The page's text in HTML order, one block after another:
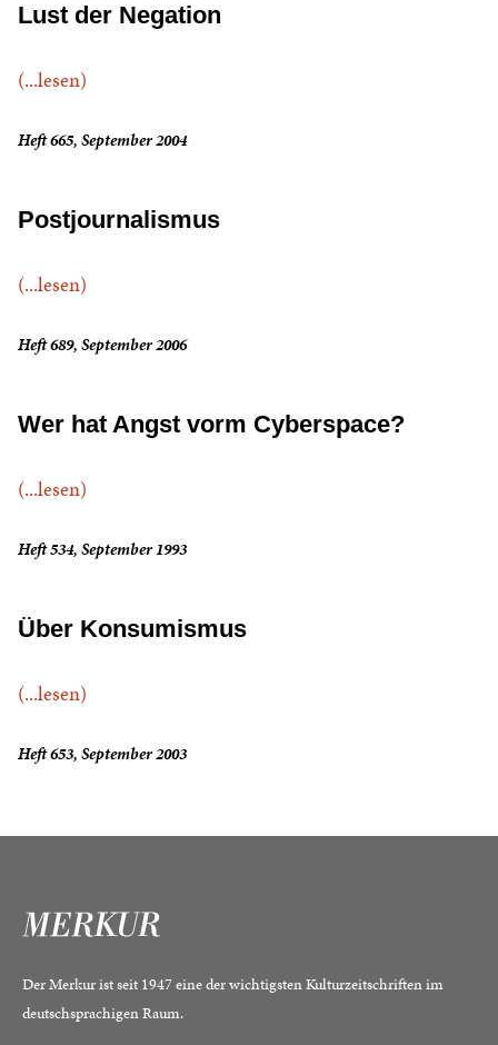
Lust der Negation
(...lesen)
Heft 665, September 2004
Postjournalismus
(...lesen)
Heft 689, September 2006
Wer hat Angst vorm Cyberspace?
(...lesen)
Heft 534, September 1993
Über Konsumismus
(...lesen)
Heft 653, September 2003
Der Merkur ist seit 1947 eine der wichtigsten Kulturzeitschriften im
deutschsprachigen Raum.